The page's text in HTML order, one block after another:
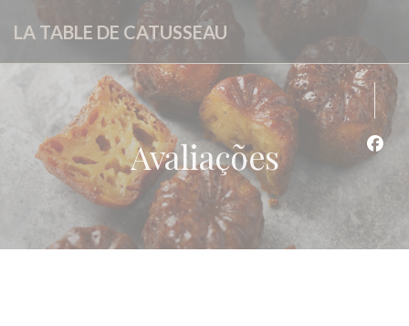
Painel de Gerenciamento de Cookies
LA TABLE DE CATUSSEAU
Avaliações